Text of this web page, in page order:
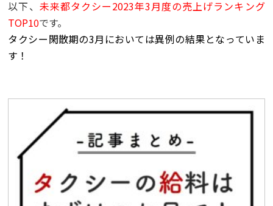
以下、 未来都タクシー2023年3月度の売上げランキング
TOP10です。
タクシー閑散期の3月においては異例の結果となっていま
す！